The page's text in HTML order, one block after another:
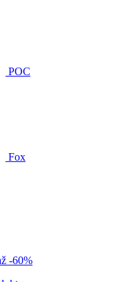
POC
Fox
-60%